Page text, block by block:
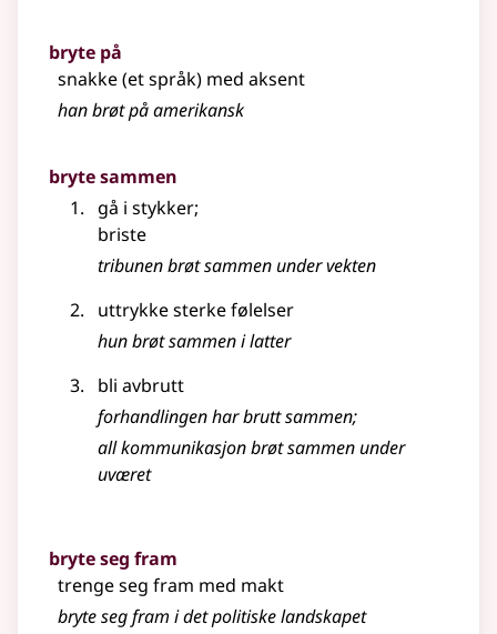
bryte på
snakke (et språk) med aksent
han brøt på amerikansk
bryte sammen
gå i stykker;
briste
tribunen brøt sammen under vekten
uttrykke sterke følelser
hun brøt sammen i latter
bli avbrutt
forhandlingen har brutt sammen;
all kommunikasjon brøt sammen under
uværet
bryte seg fram
trenge seg fram med makt
bryte seg fram i det politiske landskapet